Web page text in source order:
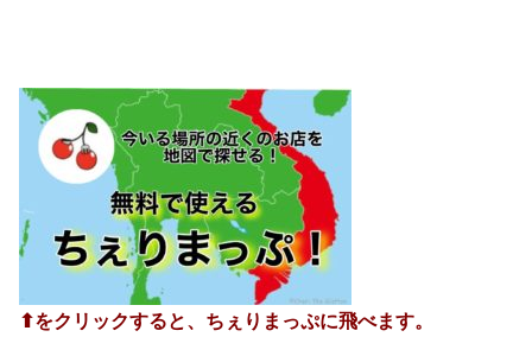
⬆︎をクリックすると、ちぇりまっぷに飛べます。